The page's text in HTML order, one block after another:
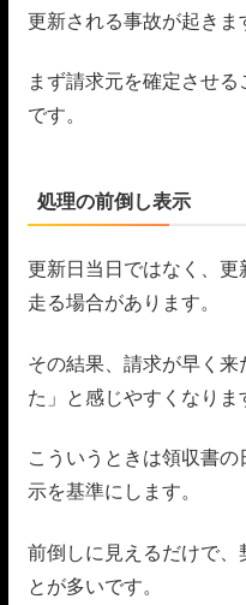
更新される事故が起きま
まず請求元を確定させ
です。
処理の前倒し表示
更新日当日ではなく、
走る場合があります。
その結果、請求が早く
た」と感じやすくなりま
こういうときは領収書
示を基準にします。
前倒しに見えるだけで、
とが多いです。